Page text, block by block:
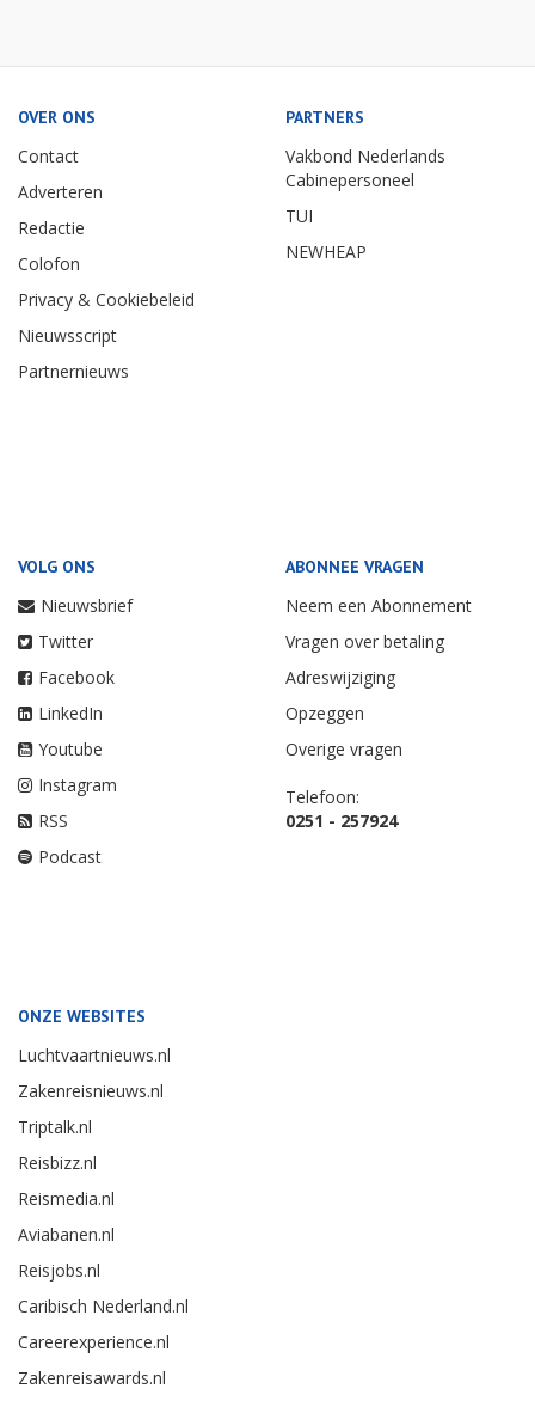
OVER ONS
Contact
Adverteren
Redactie
Colofon
Privacy & Cookiebeleid
Nieuwsscript
Partnernieuws
PARTNERS
Vakbond Nederlands
Cabinepersoneel
TUI
NEWHEAP
VOLG ONS
Nieuwsbrief
Twitter
Facebook
LinkedIn
Youtube
Instagram
RSS
Podcast
ABONNEE VRAGEN
Neem een Abonnement
Vragen over betaling
Adreswijziging
Opzeggen
Overige vragen
Telefoon:
0251 - 257924
ONZE WEBSITES
Luchtvaartnieuws.nl
Zakenreisnieuws.nl
Triptalk.nl
Reisbizz.nl
Reismedia.nl
Aviabanen.nl
Reisjobs.nl
Caribisch Nederland.nl
Careerexperience.nl
Zakenreisawards.nl